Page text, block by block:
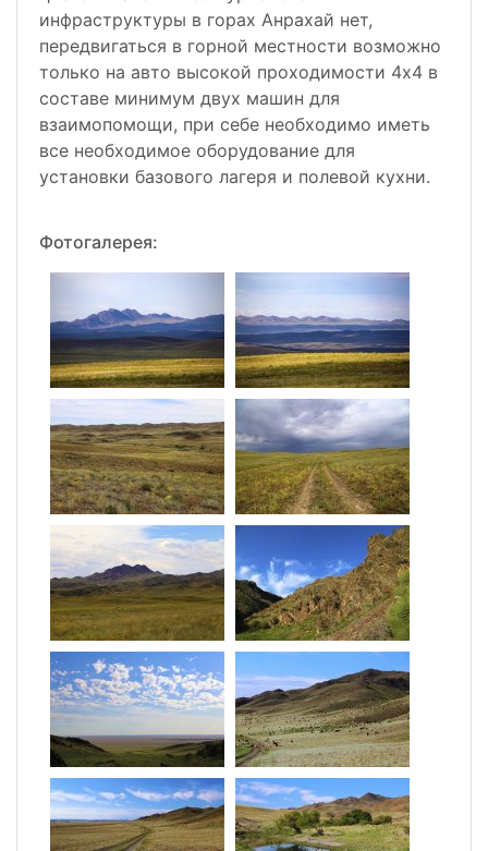
инфраструктуры в горах Анрахай нет,
передвигаться в горной местности возможно
только на авто высокой проходимости 4х4 в
составе минимум двух машин для
взаимопомощи, при себе необходимо иметь
все необходимое оборудование для
установки базового лагеря и полевой кухни.
Фотогалерея: